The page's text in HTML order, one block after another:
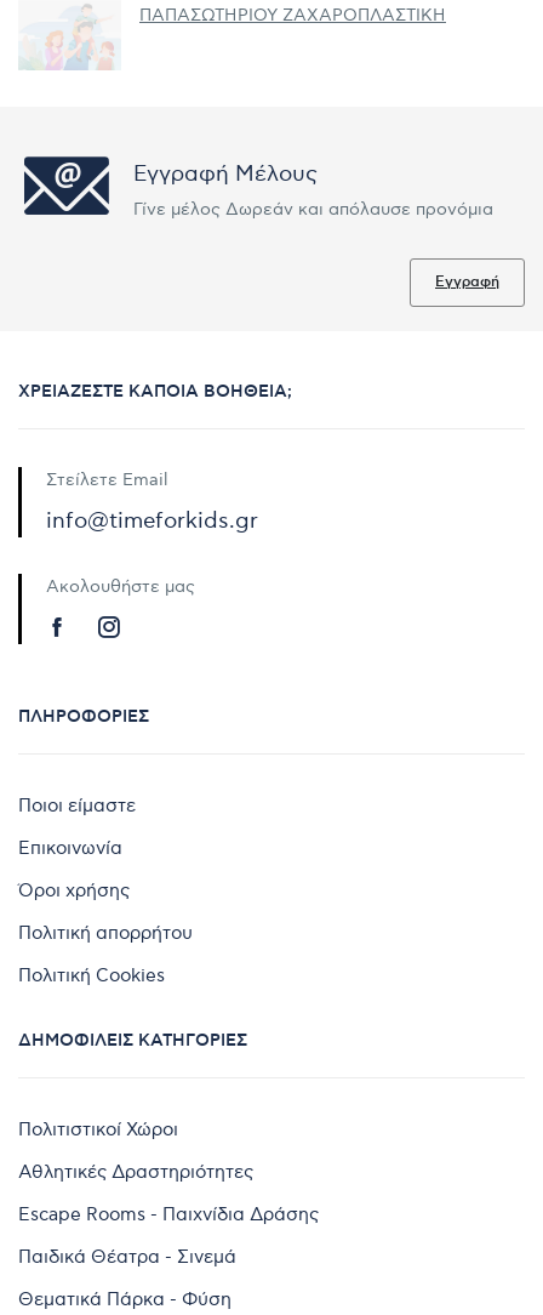
ΠΑΠΑΣΩΤΗΡΙΟΥ ΖΑΧΑΡΟΠΛΑΣΤΙΚΗ
Εγγραφή Μέλους
Γίνε μέλος Δωρεάν και απόλαυσε προνόμια
Εγγραφή
ΧΡΕΙΆΖΕΣΤΕ ΚΆΠΟΙΑ ΒΟΉΘΕΙΑ;
Στείλετε Email
info@timeforkids.gr
Ακολουθήστε μας
ΠΛΗΡΟΦΟΡΊΕΣ
Ποιοι είμαστε
Επικοινωνία
Όροι χρήσης
Πολιτική απορρήτου
Πολιτική Cookies
ΔΗΜΟΦΙΛΕΊΣ ΚΑΤΗΓΟΡΊΕΣ
Πολιτιστικοί Χώροι
Αθλητικές Δραστηριότητες
Escape Rooms - Παιχνίδια Δράσης
Παιδικά Θέατρα - Σινεμά
Θεματικά Πάρκα - Φύση